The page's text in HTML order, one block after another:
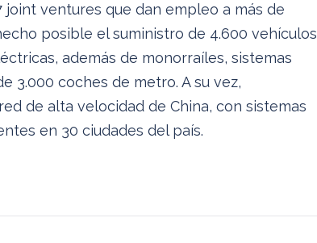
ventures que dan empleo a más de
posible el suministro de 4.600 vehículos
además de monorraíles, sistemas
3.000 coches de metro. A su vez,
de alta velocidad de China, con sistemas
en 30 ciudades del país.